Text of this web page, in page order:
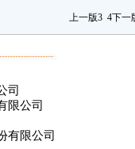
上一版3 4下一
司
限公司
有限公司